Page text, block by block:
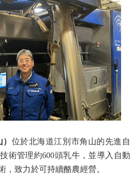
位於北海道江別市角山的先進自
術管理約600頭乳牛，並導入自動
，致力於可持續酪農經營。